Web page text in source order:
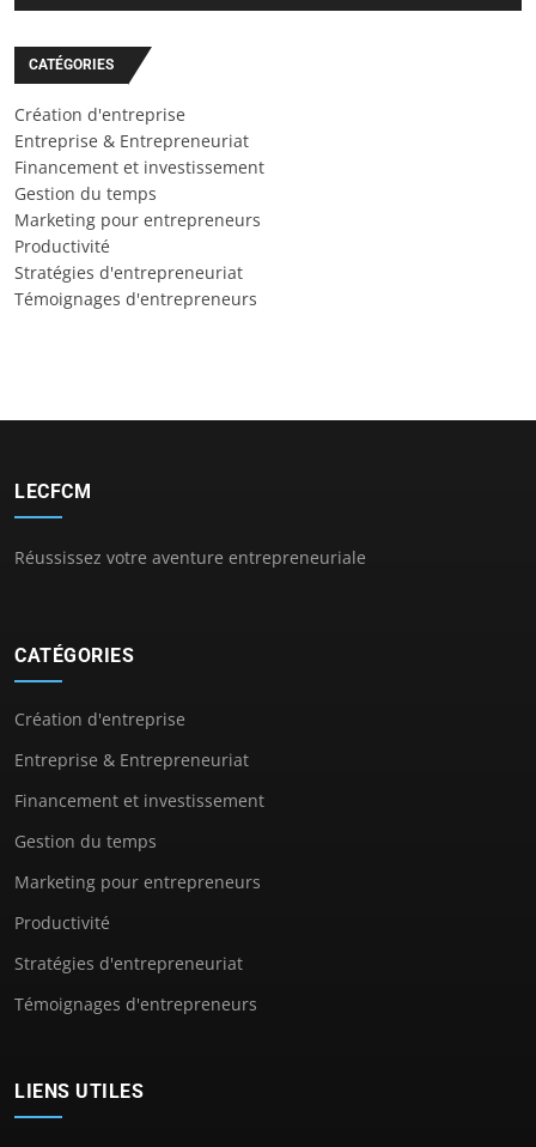
CATÉGORIES
Création d'entreprise
Entreprise & Entrepreneuriat
Financement et investissement
Gestion du temps
Marketing pour entrepreneurs
Productivité
Stratégies d'entrepreneuriat
Témoignages d'entrepreneurs
LECFCM
Réussissez votre aventure entrepreneuriale
CATÉGORIES
Création d'entreprise
Entreprise & Entrepreneuriat
Financement et investissement
Gestion du temps
Marketing pour entrepreneurs
Productivité
Stratégies d'entrepreneuriat
Témoignages d'entrepreneurs
LIENS UTILES